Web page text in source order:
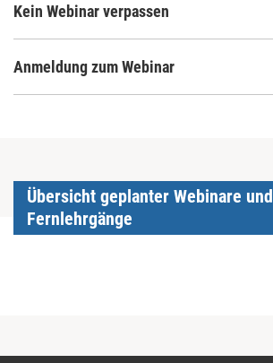
Kein Webinar verpassen
Anmeldung zum Webinar
Übersicht geplanter Webinare und
Fernlehrgänge